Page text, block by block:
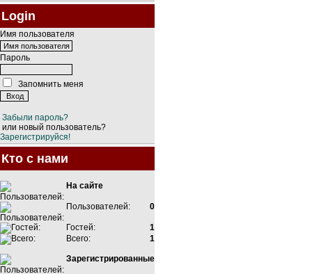
Login
Имя пользователя
Пароль
Запомнить меня
Забыли пароль?
или новый пользователь?
Зарегистрируйся!
Кто с нами
На сайте
Пользователей: 0
Гостей:
1
Всего:
1
Зарегистрированные